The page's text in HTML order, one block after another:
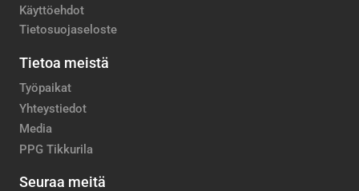
Käyttöehdot
Tietosuojaseloste
Tietoa meistä
Työpaikat
Yhteystiedot
Media
PPG Tikkurila
Seuraa meitä